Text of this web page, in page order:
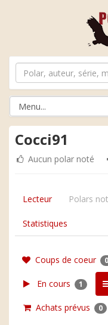
Cocci91
Aucun polar noté
Lecteur Polars
Statistiques
Coups de coeur 0
En cours 1
Achats prévus 0